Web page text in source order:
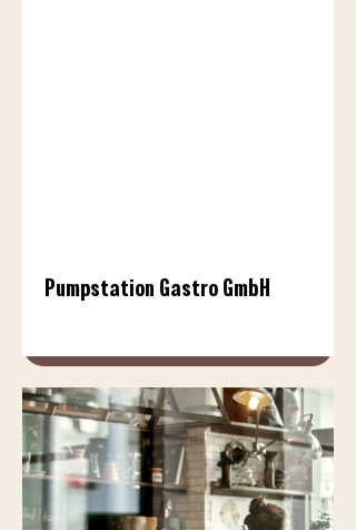
Pumpstation Gastro GmbH